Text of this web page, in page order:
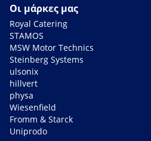
Οι μάρκες μας
Royal Catering
STAMOS
MSW Motor Technics
Steinberg Systems
ulsonix
hillvert
physa
Wiesenfield
Fromm & Starck
Uniprodo